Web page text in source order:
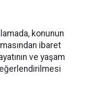
konunun
ibaret
ve yaşam